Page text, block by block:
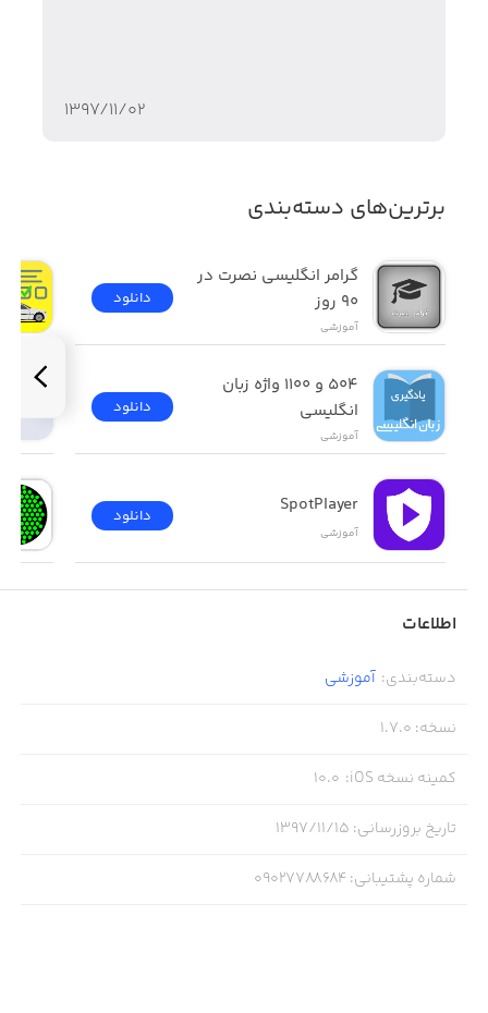
۱۳۹۷/۱۱/۰۲
برترین‌های دسته‌بندی
٩٠ روز
آموزشی
دانلود
انگلیسی
آموزشی
دانلود
SpotPlayer
آموزشی
دانلود
اطلاعات
دسته‌بندی: آموزشی
نسخه:
1.7.0
کمینه نسخه iOS :
10.0
تاریخ بروزرسانی: ۱۳۹۷/۱۱/۱۵
شماره پشتیبانی:
09027788684